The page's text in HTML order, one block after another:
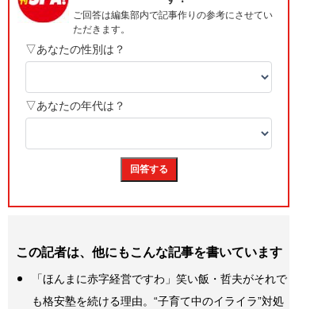
この記者は、他にもこんな記事を書いています
「ほんまに赤字経営ですわ」笑い飯・哲夫がそれで
も格安塾を続ける理由。“子育て中のイライラ”対処